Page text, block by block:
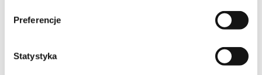
Preferencje
Statystyka